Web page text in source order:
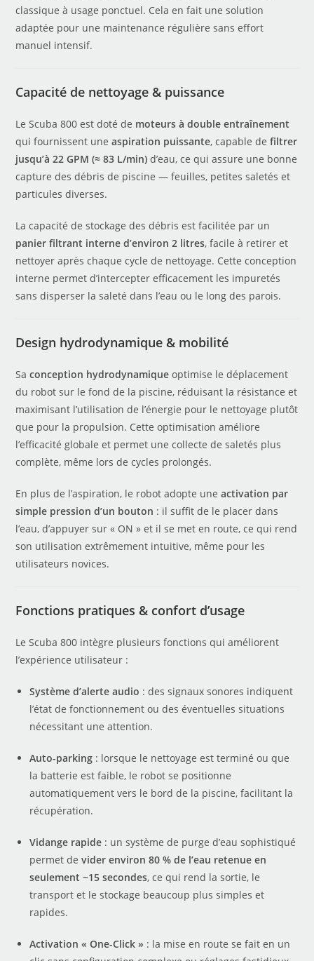
classique à usage ponctuel. Cela en fait une solution
adaptée pour une maintenance régulière sans effort
manuel intensif.
Capacité de nettoyage & puissance
Le Scuba 800 est doté de moteurs à double entraînement
qui fournissent uneaspiration puissante, capable defiltrer
jusqu’à 22 GPM (≈ 83 L/min) d’eau, ce qui assure une bonne
capture des débris de piscine — feuilles, petites saletés et
particules diverses.
La capacité de stockage des débris est facilitée par un
panier filtrant interne d’environ 2 litres, facile à retirer et
nettoyer après chaque cycle de nettoyage. Cette conception
interne permet d’intercepter efficacement les impuretés
sans disperser la saleté dans l’eau ou le long des parois.
Design hydrodynamique & mobilité
Saconception hydrodynamique optimise le déplacement
du robot sur le fond de la piscine, réduisant la résistance et
maximisant l’utilisation de l’énergie pour le nettoyage plutôt
que pour la propulsion. Cette optimisation améliore
l’efficacité globale et permet une collecte de saletés plus
complète, même lors de cycles prolongés.
En plus de l’aspiration, le robot adopte uneactivation par
simple pression d’un bouton : il suffit de le placer dans
l’eau, d’appuyer sur « ON » et il se met en route, ce qui rend
son utilisation extrêmement intuitive, même pour les
utilisateurs novices.
Fonctions pratiques & confort d’usage
Le Scuba 800 intègre plusieurs fonctions qui améliorent
l’expérience utilisateur :
Système d’alerte audio : des signaux sonores indiquent
l’état de fonctionnement ou des éventuelles situations
nécessitant une attention.
Auto-parking : lorsque le nettoyage est terminé ou que
la batterie est faible, le robot se positionne
automatiquement vers le bord de la piscine, facilitant la
récupération.
Vidange rapide : un système de purge d’eau sophistiqué
permet devider environ 80 % de l’eau retenue en
seulement ~15 secondes, ce qui rend la sortie, le
transport et le stockage beaucoup plus simples et
rapides.
Activation « One-Click » : la mise en route se fait en un